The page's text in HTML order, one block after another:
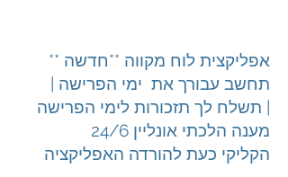
אפליקצית לוח מקווה **חדשה **
תחשב עבורך את ימי הפרישה |
תשלח לך תזכורות לימי הפרישה |
מענה הלכתי אונליין 24/6
הקליקי כעת להורדה האפליקציה